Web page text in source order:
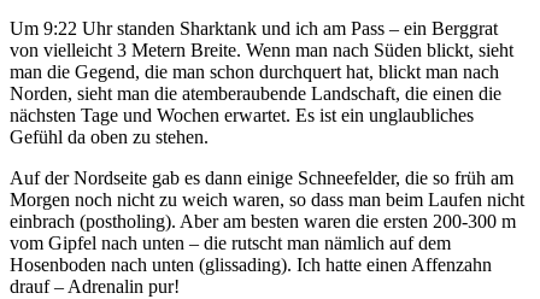
Um 9:22 Uhr standen Sharktank und ich am Pass – ein Berggrat
von vielleicht 3 Metern Breite. Wenn man nach Süden blickt, sieht
man die Gegend, die man schon durchquert hat, blickt man nach
Norden, sieht man die atemberaubende Landschaft, die einen die
nächsten Tage und Wochen erwartet. Es ist ein unglaubliches
Gefühl da oben zu stehen.
Auf der Nordseite gab es dann einige Schneefelder, die so früh am
Morgen noch nicht zu weich waren, so dass man beim Laufen nicht
einbrach (postholing). Aber am besten waren die ersten 200-300 m
vom Gipfel nach unten – die rutscht man nämlich auf dem
Hosenboden nach unten (glissading). Ich hatte einen Affenzahn
drauf – Adrenalin pur!